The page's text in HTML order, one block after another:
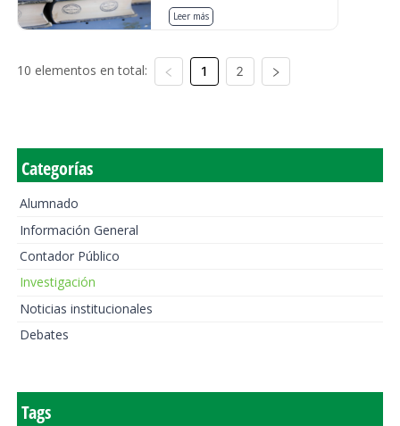
Leer más
10 elementos en total: 1 2
Categorías
Alumnado
Información General
Contador Público
Investigación
Noticias institucionales
Debates
Tags